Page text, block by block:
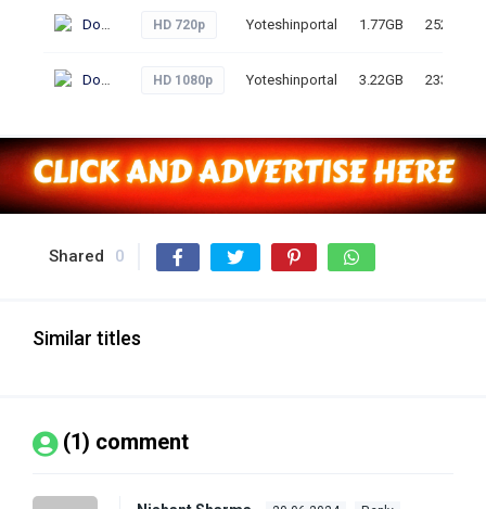
Download HD 720p Yoteshinportal 1.77GB 252
Download HD 1080p Yoteshinportal 3.22GB 233
Shared 0
Similar titles
(1) comment